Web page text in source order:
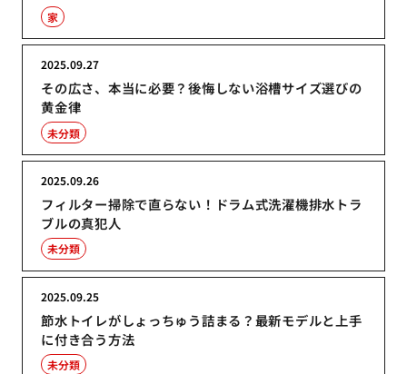
家
その広さ、本当に必要？後悔しない浴槽サイズ選びの
黄金律
2025.09.27
未分類
フィルター掃除で直らない！ドラム式洗濯機排水トラ
ブルの真犯人
2025.09.26
未分類
節水トイレがしょっちゅう詰まる？最新モデルと上手
に付き合う方法
2025.09.25
未分類